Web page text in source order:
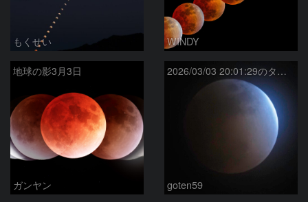
もくせい WINDY
地球の影3月3日
ガンヤン
2026/03/03 20:01:29のターコイズフリンジ
goten59